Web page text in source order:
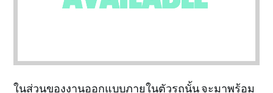
ในส่วนของงานออกแบบภายในตัวรถนั้น จะมาพร้อม